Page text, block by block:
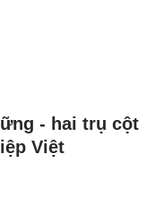
- hai trụ cột
Việt